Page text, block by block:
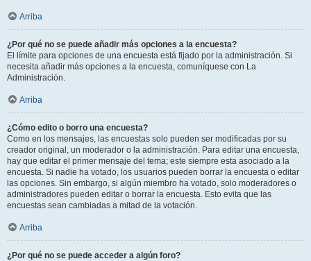
Arriba
¿Por qué no se puede añadir más opciones a la encuesta?
El límite para opciones de una encuesta está fijado por la administración. Si
necesita añadir más opciones a la encuesta, comuníquese con La
Administración.
Arriba
¿Cómo edito o borro una encuesta?
Como en los mensajes, las encuestas solo pueden ser modificadas por su
creador original, un moderador o la administración. Para editar una encuesta,
hay que editar el primer mensaje del tema; este siempre esta asociado a la
encuesta. Si nadie ha votado, los usuarios pueden borrar la encuesta o editar
las opciones. Sin embargo, si algún miembro ha votado, solo moderadores o
administradores pueden editar o borrar la encuesta. Esto evita que las
encuestas sean cambiadas a mitad de la votación.
Arriba
¿Por qué no se puede acceder a algún foro?